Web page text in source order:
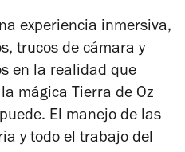
experiencia inmersiva,
trucos de cámara y
en la realidad que
mágica Tierra de Oz
El manejo de las
y todo el trabajo del